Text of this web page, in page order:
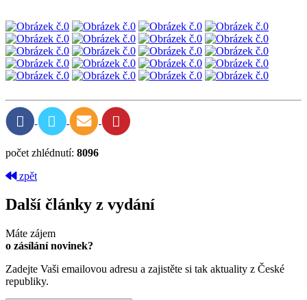
počet zhlédnutí: 8096
zpět
Další články z vydání
Máte zájem
o zásílání novinek?
Zadejte Vaši emailovou adresu a zajistěte si tak aktuality z České
republiky.